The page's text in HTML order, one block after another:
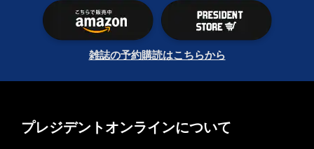
雑誌の予約購読はこちらから
プレジデントオンラインについて